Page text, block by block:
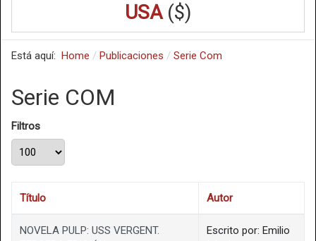
USA($)
Está aquí: Home Publicaciones Serie Com
Serie COM
Filtros
Cantidad a mostrar
Título Autor
NOVELA PULP: USS VERGENT.
Escrito por: Emilio